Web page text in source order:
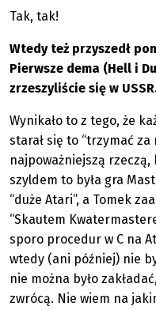
Tak, tak!
Wtedy też przyszedł
Pierwsze dema (Hell i
zrzeszyliście się w
Wynikało to z tego, że
starał się to “trzymać
najpoważniejszą
szyldem to była gra
“duże Atari”, a Tomek
“Skautem
sporo procedur w C na
wtedy (ani później) nie
nie można było
zwrócą. Nie wiem na